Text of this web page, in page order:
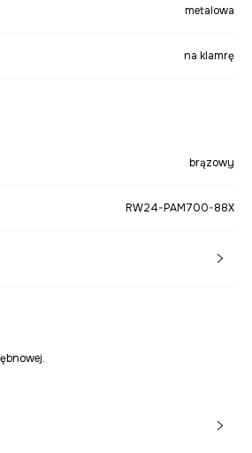
metalowa
na klamrę
brązowy
RW24-PAM700-88X